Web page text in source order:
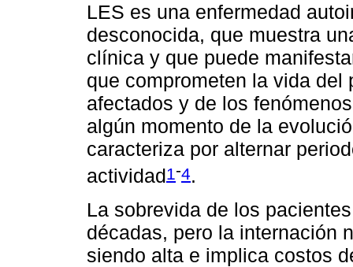
LES es una enfermedad
desconocida, que muestra
clínica y que puede
que comprometen la vida
afectados y de los
algún momento de la
caracteriza por alternar
actividad1 -4.
La sobrevida de los
décadas, pero la internación
siendo alta e implica costos